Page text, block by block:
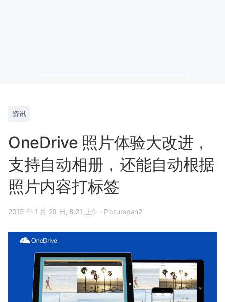
资讯
OneDrive 照片体验大改进，
支持自动相册，还能自动根据
照片内容打标签
2015 年 1 月 29 日, 8:21 上午 · Picturepan2